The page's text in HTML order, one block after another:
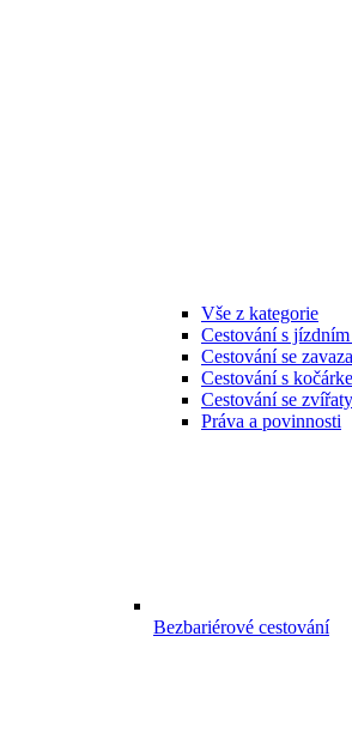
Vše z kategorie
Cestování s
Cestování se
Cestování s
Cestování se zvířaty
Práva a povinnosti
Bezbariérové cestování